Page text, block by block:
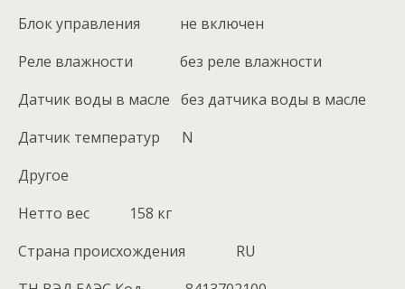
Блок управления не включен
Реле влажности без реле влажности
Датчик воды в масле без датчика воды в масле
Датчик температур N
Другое
Нетто вес 158 кг
Cтрана происхождения RU